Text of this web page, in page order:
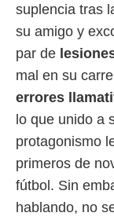
suplencia tras
su amigo y
par de
mal en su
errores
lo que unido a
protagonismo
primeros de
fútbol. Sin
hablando, no